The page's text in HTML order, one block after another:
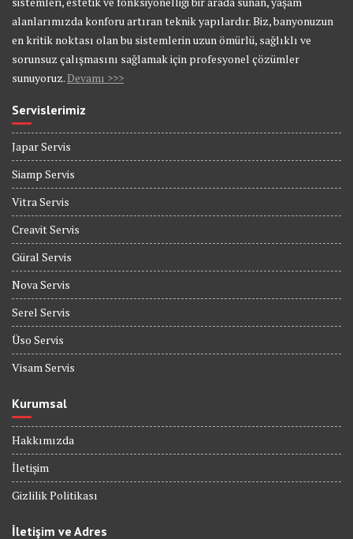
alanlarımızda konforu artıran teknik yapılardır. Biz, banyonuzun
en kritik noktası olan bu sistemlerin uzun ömürlü, sağlıklı ve
sorunsuz çalışmasını sağlamak için profesyonel çözümler
sunuyoruz.Devamı >>>
Servislerimiz
Japar Servis
Siamp Servis
Vitra Servis
Creavit Servis
Güral Servis
Nova Servis
Serel Servis
Üso Servis
Visam Servis
Kurumsal
Hakkımızda
İletişim
Gizlilik Politikası
İletişim ve Adres